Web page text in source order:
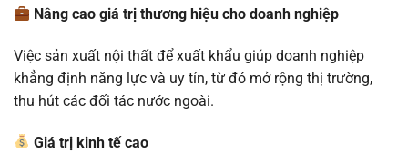
Nâng cao giá trị thương hiệu cho doanh nghiệp
Việc sản xuất nội thất để xuất khẩu giúp doanh nghiệp
khẳng định năng lực và uy tín, từ đó mở rộng thị trường,
thu hút các đối tác nước ngoài.
Giá trị kinh tế cao